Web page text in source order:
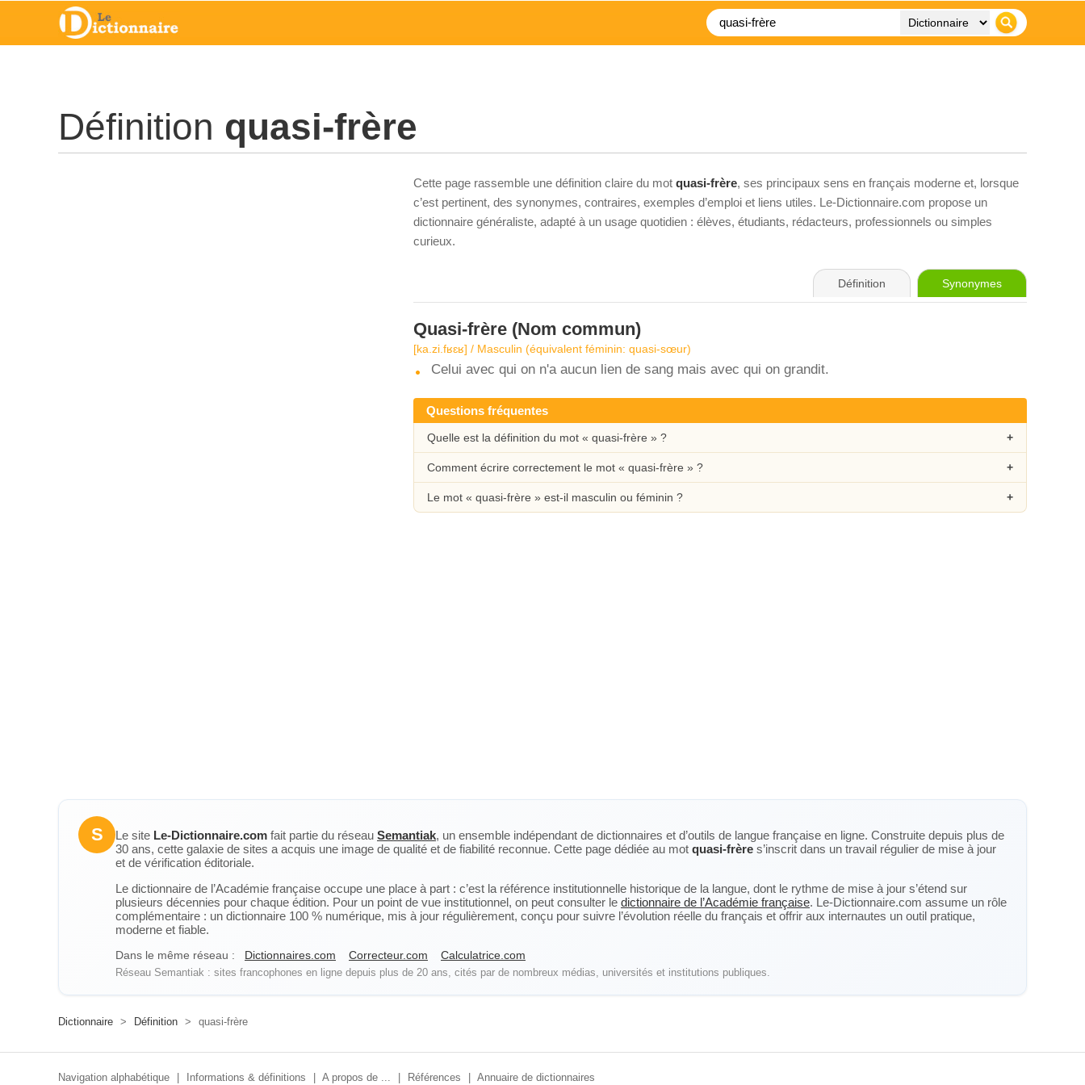
Définition quasi-frère
Cette page rassemble une définition claire du mot quasi-frère, ses principaux sens en français moderne et, lorsque
c’est pertinent, des synonymes, contraires, exemples d’emploi et liens utiles. Le-Dictionnaire.com propose un
dictionnaire généraliste, adapté à un usage quotidien : élèves, étudiants, rédacteurs, professionnels ou simples
curieux.
Définition Synonymes
Quasi-frère (Nom commun)
[ka.zi.fʁɛʁ] / Masculin (équivalent féminin: quasi-sœur)
Celui avec qui on n'a aucun lien de sang mais avec qui on grandit.
Questions fréquentes
Quelle est la définition du mot « quasi-frère » ?
Comment écrire correctement le mot « quasi-frère » ?
Le mot « quasi-frère » est-il masculin ou féminin ?
S Le site Le-Dictionnaire.com fait partie du réseau Semantiak, un ensemble indépendant de dictionnaires et d’outils de langue française en ligne. Construite depuis plus de
30 ans, cette galaxie de sites a acquis une image de qualité et de fiabilité reconnue. Cette page dédiée au mot quasi-frère s’inscrit dans un travail régulier de mise à jour
et de vérification éditoriale.
Le dictionnaire de l’Académie française occupe une place à part : c’est la référence institutionnelle historique de la langue, dont le rythme de mise à jour s’étend sur
plusieurs décennies pour chaque édition. Pour un point de vue institutionnel, on peut consulter le dictionnaire de l’Académie française. Le-Dictionnaire.com assume un rôle
complémentaire : un dictionnaire 100 % numérique, mis à jour régulièrement, conçu pour suivre l’évolution réelle du français et offrir aux internautes un outil pratique,
moderne et fiable.
Dans le même réseau : Dictionnaires.com Correcteur.com Calculatrice.com
Réseau Semantiak : sites francophones en ligne depuis plus de 20 ans, cités par de nombreux médias, universités et institutions publiques.
Dictionnaire > Définition > quasi-frère
Navigation alphabétique Informations & définitions A propos de ... Références Annuaire de dictionnaires